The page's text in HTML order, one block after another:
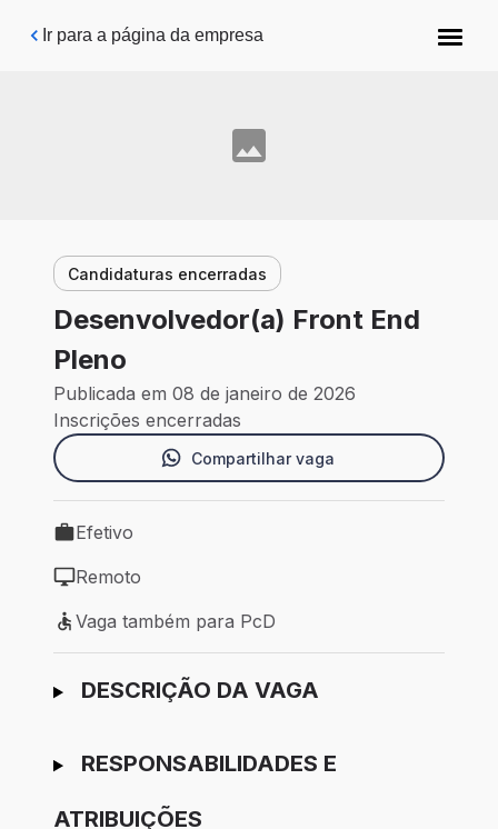
Pular para o conteúdo principal
Ir para a página da empresa
Candidaturas encerradas
Desenvolvedor(a) Front End
Pleno
Publicada em 08 de janeiro de 2026
Inscrições encerradas
Compartilhar vaga
Tipo de vaga: Efetivo
Efetivo
Modelo de trabalho: Remoto
Remoto
Vaga também para PcD
Vaga também para PcD
Ir para candidatura
DESCRIÇÃO DA VAGA
RESPONSABILIDADES E
ATRIBUIÇÕES